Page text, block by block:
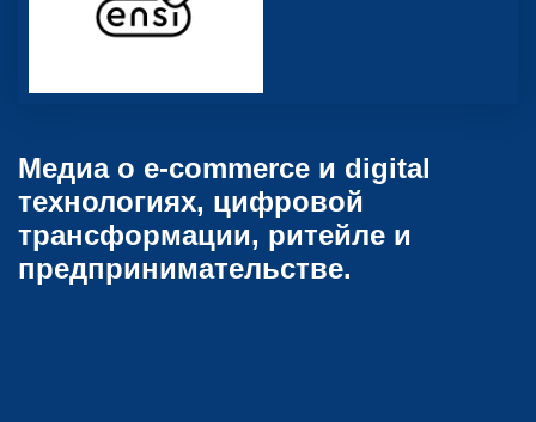
Медиа о e-commerce и digital
технологиях, цифровой
трансформации, ритейле и
предпринимательстве.